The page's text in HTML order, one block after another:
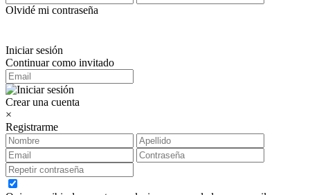
Olvidé mi contraseña
Iniciar sesión
Continuar como invitado
Crear una cuenta
×
Registrarme